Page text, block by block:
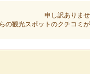
申し訳ありませ
の観光スポットのクチコミ